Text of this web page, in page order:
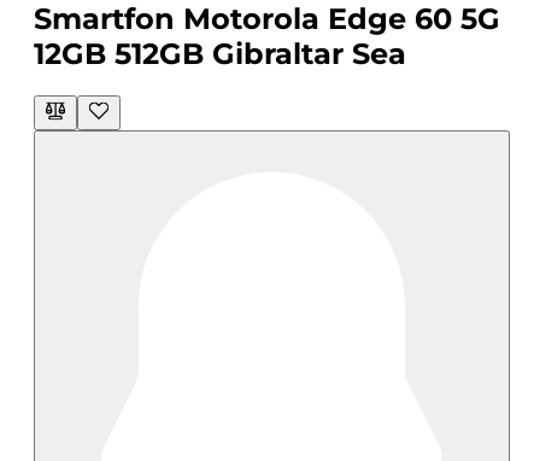
Smartfon Motorola Edge 60 5G
12GB 512GB Gibraltar Sea